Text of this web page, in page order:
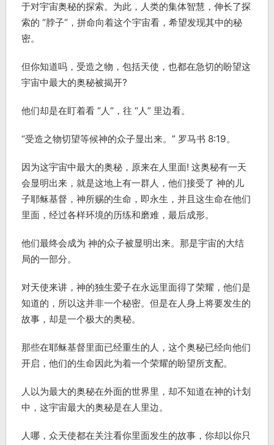
于对宇宙奥秘的探索。为此，人类的集体智慧，伸长了探
索的 “脖子“，拼命向着这个宇宙看，希望发现其中的秘
密。
但你知道吗，受造之物，包括天使，也都在急切的盼望这
宇宙中最大的奥秘被揭开?
他们却是在盯着看 “人“，往 “人” 里边看。
“受造之物切望等候神的众子显出来。” 罗马书 8:19。
因为这宇宙中最大的奥秘，原来在人里面! 这奥秘有一天
会显明出来，就是这地上有一群人，他们接受了 神的儿
子耶稣基督，神所赐的生命，即永生，并且这生命在他们
里面，经过各样环境的历练和磨难，最后成形。
他们最终会成为 神的众子被显明出来。那是宇宙的大结
局的一部分。
对天使来讲，神的独生爱子在永远里面得了荣耀，他们是
知道的，所以这并非一个秘密。但是在人身上将要发生的
故事，却是一个极大的奥秘。
那些在耶稣基督里面已经重生的人，这个奥秘已经向他们
开启，他们的生命因此为着一个荣耀的盼望所支配。
人以为最大的奥秘在外面的世界里，却不知道在神的计划
中，这宇宙最大的奥秘是在人里边。
人哪，众天使都在关注看你里面发生的故事，你却以你只